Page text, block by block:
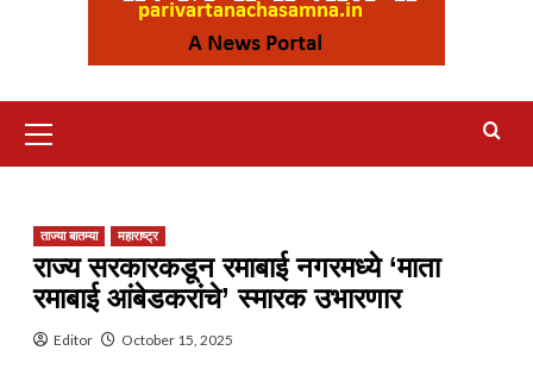
Menu
ताज्या बातम्या महाराष्ट्र
राज्य सरकारकडून रमाबाई नगरमध्ये ‘माता
रमाबाई आंबेडकरांचे’ स्मारक उभारणार
Editor October 15, 2025